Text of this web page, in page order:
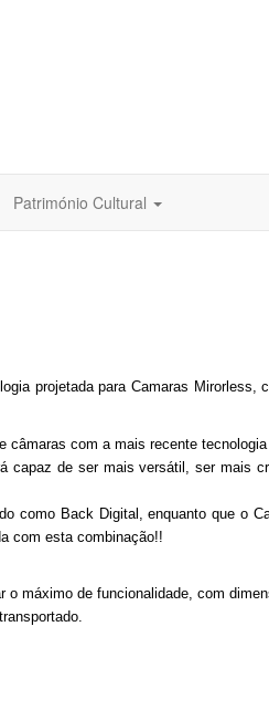
Património Cultural
projetada para Camaras
com a mais recente
capaz de ser mais versátil, ser mais
como Back Digital, enquanto que o
com esta combinação!!
máximo de funcionalidade, com